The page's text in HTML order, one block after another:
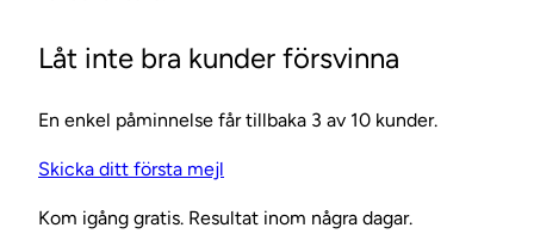
Låt inte bra kunder försvinna
En enkel påminnelse får tillbaka 3 av 10 kunder.
Skicka ditt första mejl
Kom igång gratis. Resultat inom några dagar.